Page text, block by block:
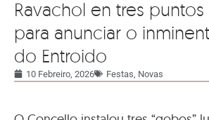
Ravachol en tres
para anunciar o
do Entroido
10 Febreiro, 2026 Festas Novas